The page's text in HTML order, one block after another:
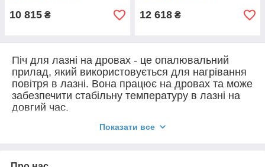
10 815 ₴ 12 618 ₴
Піч для лазні на дровах - це опалювальний
прилад, який використовується для нагрівання
повітря в лазні. Вона працює на дровах та може
забезпечити стабільну температуру в лазні на
довгий час.
Піч для лазні на дровах складається з декількох
та камеру, де знаходиться каміння, що
Показати все